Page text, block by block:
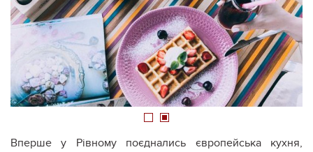
1 2
Вперше у Рівному поєднались європейська кухня,